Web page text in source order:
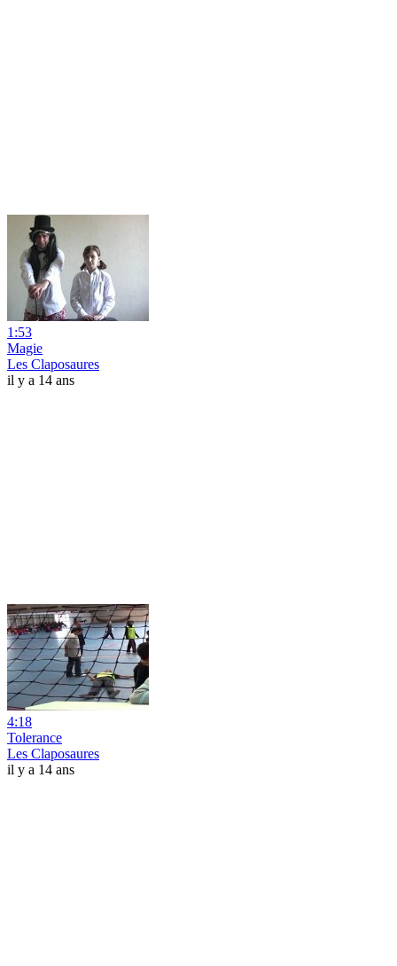
1:53
Magie
Les Claposaures
il y a 14 ans
4:18
Tolerance
Les Claposaures
il y a 14 ans